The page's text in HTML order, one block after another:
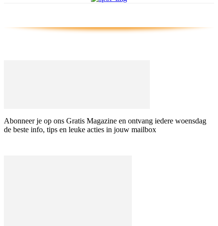
Abonneer je op ons Gratis Magazine en ontvang iedere woensdag
de beste info, tips en leuke acties in jouw mailbox